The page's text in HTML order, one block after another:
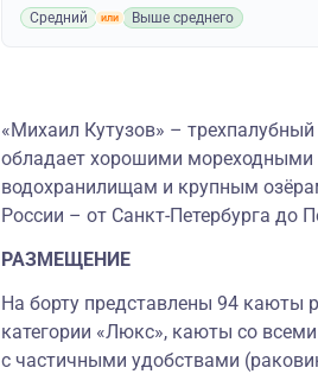
Средний Выше среднего
«Михаил Кутузов» –
обладает хорошими мореходными
водохранилищам и крупным
России – от Санкт-Петербурга до
РАЗМЕЩЕНИЕ
На борту представлены 94 каюты
категории «Люкс», каюты со
с частичными удобствами